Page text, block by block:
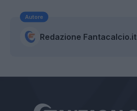
Autore
Redazione Fantacalcio.it